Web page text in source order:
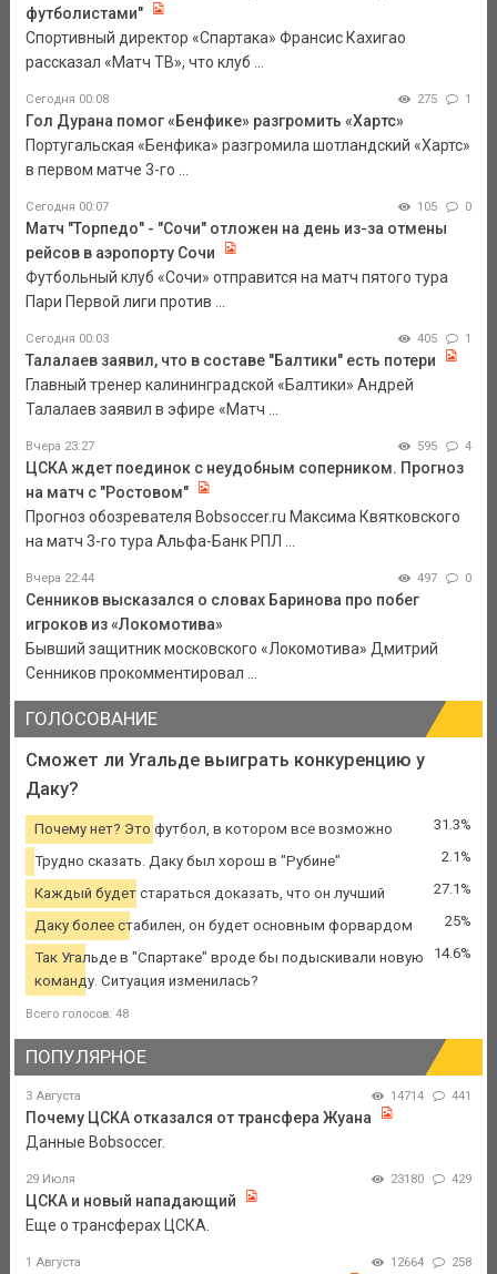
футболистами"
Спортивный директор «Спартака» Франсис Кахигао
рассказал «Матч ТВ», что клуб ...
Сегодня 00:08 275 1
Гол Дурана помог «Бенфике» разгромить «Хартс»
Португальская «Бенфика» разгромила шотландский «Хартс»
в первом матче 3-го ...
Сегодня 00:07 105 0
Матч "Торпедо" - "Сочи" отложен на день из-за отмены
рейсов в аэропорту Сочи
Футбольный клуб «Сочи» отправится на матч пятого тура
Пари Первой лиги против ...
Сегодня 00:03 405 1
Талалаев заявил, что в составе "Балтики" есть потери
Главный тренер калининградской «Балтики» Андрей
Талалаев заявил в эфире «Матч ...
Вчера 23:27 595 4
ЦСКА ждет поединок с неудобным соперником. Прогноз
на матч с "Ростовом"
Прогноз обозревателя Bobsoccer.ru Максима Квятковского
на матч 3-го тура Альфа-Банк РПЛ ...
Вчера 22:44 497 0
Сенников высказался о словах Баринова про побег
игроков из «Локомотива»
Бывший защитник московского «Локомотива» Дмитрий
Сенников прокомментировал ...
ГОЛОСОВАНИЕ
Сможет ли Угальде выиграть конкуренцию у
Даку?
Почему нет? Это футбол, в котором все возможно 31.3%
Трудно сказать. Даку был хорош в "Рубине" 2.1%
Каждый будет стараться доказать, что он лучший 27.1%
Даку более стабилен, он будет основным форвардом 25%
Так Угальде в "Спартаке" вроде бы подыскивали новую
команду. Ситуация изменилась?
14.6%
Всего голосов: 48
ПОПУЛЯРНОЕ
3 Августа 14714 441
Почему ЦСКА отказался от трансфера Жуана
Данные Bobsoccer.
29 Июля 23180 429
ЦСКА и новый нападающий
Еще о трансферах ЦСКА.
1 Августа 12664 258